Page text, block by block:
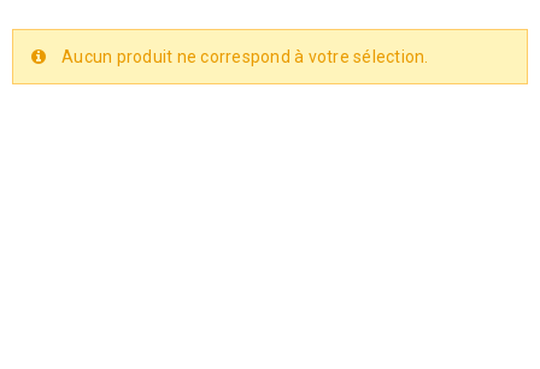
Aucun produit ne correspond à votre sélection.